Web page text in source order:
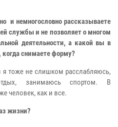
и немногословно рассказываете
службы и не позволяет о многом
деятельности, а какой вы в
снимаете форму?
тоже не слишком расслабляюсь,
занимаюсь спортом. В
человек, как и все.
жизни?